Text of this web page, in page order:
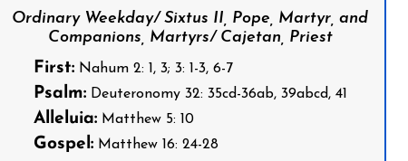
Ordinary Weekday/ Sixtus II, Pope, Martyr, and
Companions, Martyrs/ Cajetan, Priest
First:Nahum 2: 1, 3; 3: 1-3, 6-7
Psalm:Deuteronomy 32: 35cd-36ab, 39abcd, 41
Alleluia:Matthew 5: 10
Gospel:Matthew 16: 24-28